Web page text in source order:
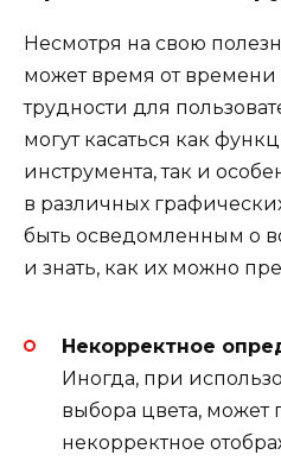
Несмотря на свою
может время от времени
трудности для
могут касаться как
инструмента, так и
в различных
быть осведомленным о
и знать, как их можно
Некорректное
Иногда, при
выбора цвета, может
некорректное